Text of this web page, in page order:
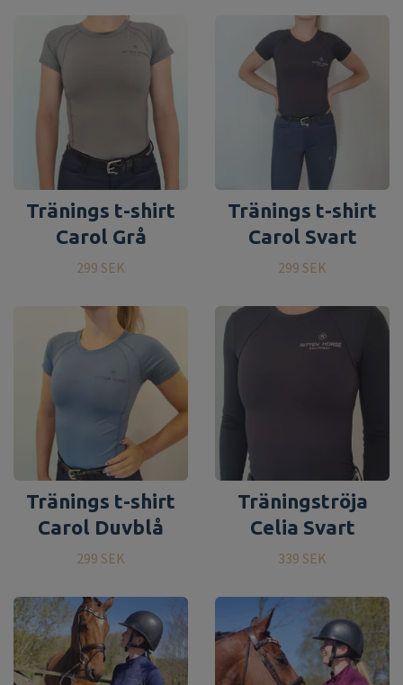
Tränings t-shirt
Carol Grå
299 SEK
Tränings t-shirt
Carol Svart
299 SEK
Tränings t-shirt
Carol Duvblå
299 SEK
Träningströja
Celia Svart
339 SEK